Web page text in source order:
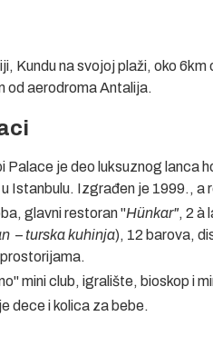
Kundu na svojoj plaži, oko
od aerodroma Antalija.
Palace je deo luksuznog lanca
Istanbulu. Izgrađen je 1999., a
glavni restoran "Hünkar", 2 à
– turska kuhinja), 12 barova,
mini club, igralište, bioskop i
dece i kolica za bebe.